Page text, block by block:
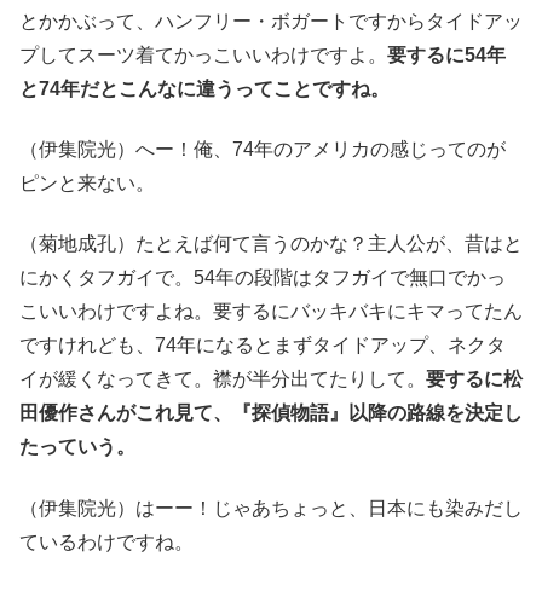
とかかぶって、ハンフリー・ボガートですからタイドアッ
プしてスーツ着てかっこいいわけですよ。 要するに54年
と74年だとこんなに違うってことですね。
（伊集院光）へー！俺、74年のアメリカの感じってのが
ピンと来ない。
（菊地成孔）たとえば何て言うのかな？主人公が、昔はと
にかくタフガイで。54年の段階はタフガイで無口でかっ
こいいわけですよね。要するにバッキバキにキマってたん
ですけれども、74年になるとまずタイドアップ、ネクタ
イが緩くなってきて。襟が半分出てたりして。 要するに松
田優作さんがこれ見て、『探偵物語』以降の路線を決定し
たっていう。
（伊集院光）はーー！じゃあちょっと、日本にも染みだし
ているわけですね。